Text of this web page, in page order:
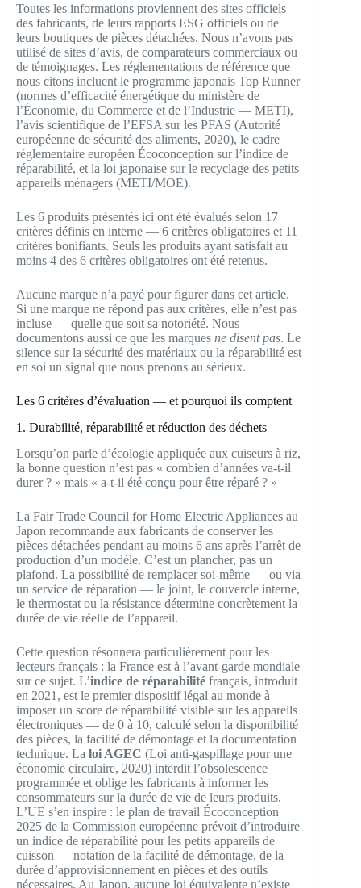
Toutes les informations proviennent des sites officiels
des fabricants, de leurs rapports ESG officiels ou de
leurs boutiques de pièces détachées. Nous n’avons pas
utilisé de sites d’avis, de comparateurs commerciaux ou
de témoignages. Les réglementations de référence que
nous citons incluent le programme japonais Top Runner
(normes d’efficacité énergétique du ministère de
l’Économie, du Commerce et de l’Industrie — METI),
l’avis scientifique de l’EFSA sur les PFAS (Autorité
européenne de sécurité des aliments, 2020), le cadre
réglementaire européen Écoconception sur l’indice de
réparabilité, et la loi japonaise sur le recyclage des petits
appareils ménagers (METI/MOE).
Les 6 produits présentés ici ont été évalués selon 17
critères définis en interne — 6 critères obligatoires et 11
critères bonifiants. Seuls les produits ayant satisfait au
moins 4 des 6 critères obligatoires ont été retenus.
Aucune marque n’a payé pour figurer dans cet article.
Si une marque ne répond pas aux critères, elle n’est pas
incluse — quelle que soit sa notoriété. Nous
documentons aussi ce que les marques ne disent pas. Le
silence sur la sécurité des matériaux ou la réparabilité est
en soi un signal que nous prenons au sérieux.
Les 6 critères d’évaluation — et pourquoi ils comptent
1. Durabilité, réparabilité et réduction des déchets
Lorsqu’on parle d’écologie appliquée aux cuiseurs à riz,
la bonne question n’est pas « combien d’années va-t-il
durer ? » mais « a-t-il été conçu pour être réparé ? »
La Fair Trade Council for Home Electric Appliances au
Japon recommande aux fabricants de conserver les
pièces détachées pendant au moins 6 ans après l’arrêt de
production d’un modèle. C’est un plancher, pas un
plafond. La possibilité de remplacer soi-même — ou via
un service de réparation — le joint, le couvercle interne,
le thermostat ou la résistance détermine concrètement la
durée de vie réelle de l’appareil.
Cette question résonnera particulièrement pour les
lecteurs français : la France est à l’avant-garde mondiale
sur ce sujet. L’indice de réparabilité français, introduit
en 2021, est le premier dispositif légal au monde à
imposer un score de réparabilité visible sur les appareils
électroniques — de 0 à 10, calculé selon la disponibilité
des pièces, la facilité de démontage et la documentation
technique. La loi AGEC (Loi anti-gaspillage pour une
économie circulaire, 2020) interdit l’obsolescence
programmée et oblige les fabricants à informer les
consommateurs sur la durée de vie de leurs produits.
L’UE s’en inspire : le plan de travail Écoconception
2025 de la Commission européenne prévoit d’introduire
un indice de réparabilité pour les petits appareils de
cuisson — notation de la facilité de démontage, de la
durée d’approvisionnement en pièces et des outils
nécessaires. Au Japon, aucune loi équivalente n’existe